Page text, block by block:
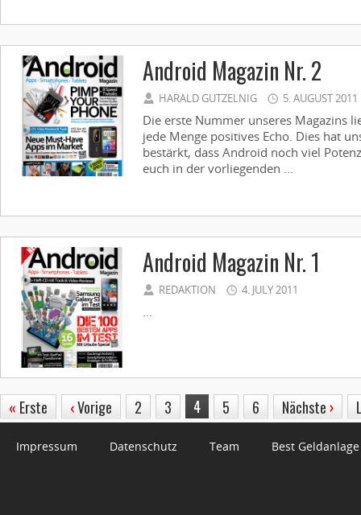
Android Magazin Nr. 2
HARALD GUTZELNIG 5. AUGUST 2011
Die erste Nummer unseres Magazins
jede Menge positives Echo. Dies hat
bestärkt, dass Android noch viel
euch in der vorliegenden ...
Android Magazin Nr. 1
REDAKTION 4. JULY 2011
...
« Erste ‹Vorige 2 3 4 5 6 Nächste ›
Impressum Datenschutz Team Best Geldanlage